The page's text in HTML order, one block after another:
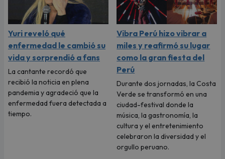
Yuri reveló qué
enfermedad le cambió su
vida y sorprendió a fans
La cantante recordó que
recibió la noticia en plena
pandemia y agradeció que la
enfermedad fuera detectada a
tiempo.
Vibra Perú hizo vibrar a
miles y reafirmó su lugar
como la gran fiesta del
Perú
Durante dos jornadas, la Costa
Verde se transformó en una
ciudad-festival donde la
música, la gastronomía, la
cultura y el entretenimiento
celebraron la diversidad y el
orgullo peruano.